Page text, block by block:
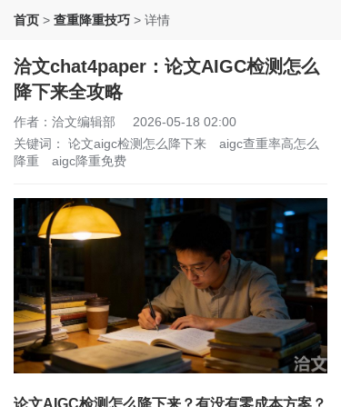
首页 > 查重降重技巧 > 详情
洽文chat4paper：论文AIGC检测怎么
降下来全攻略
作者：洽文编辑部
2026-05-18 02:00
关键词： 论文aigc检测怎么降下来
aigc查重率高怎么
降重
aigc降重免费